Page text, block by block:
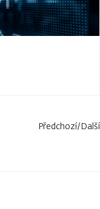
Předchozí/Další